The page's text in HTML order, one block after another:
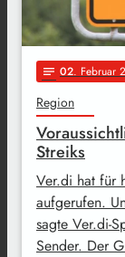
notes 02. Februar
Region
Streiks
Ver.di hat für
aufgerufen.
sagte Ver.di-
Sender. Der